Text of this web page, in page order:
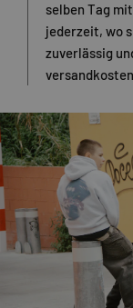
selben Tag
jederzeit, wo
zuverlässig